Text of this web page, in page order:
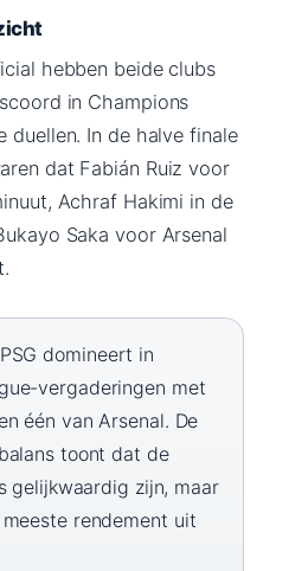
hebben beide clubs
in Champions
duellen. In de halve finale
dat Fabián Ruiz voor
Achraf Hakimi in de
Saka voor Arsenal
PSG domineert in
vergaderingen met
één van Arsenal. De
toont dat de
gelijkwaardig zijn, maar
rendement uit